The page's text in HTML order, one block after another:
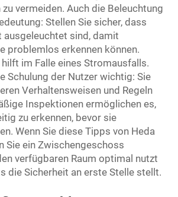
vermeiden. Auch die Beleuchtung
Stellen Sie sicher, dass
ausgeleuchtet sind, damit
problemlos erkennen können.
im Falle eines Stromausfalls.
Schulung der Nutzer wichtig: Sie
Verhaltensweisen und Regeln
Inspektionen ermöglichen es,
zu erkennen, bevor sie
Wenn Sie diese Tipps von Heda
Sie ein Zwischengeschoss
verfügbaren Raum optimal nutzt
die Sicherheit an erste Stelle stellt.